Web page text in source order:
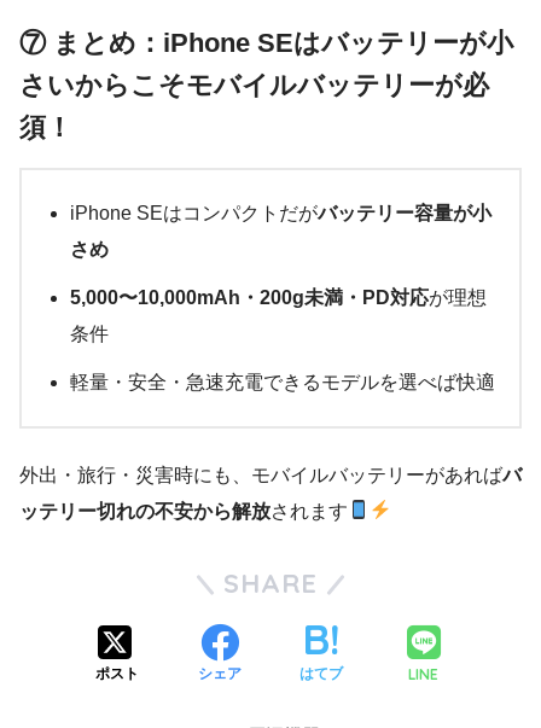
⑦ まとめ：iPhone SEはバッテリーが小
さいからこそモバイルバッテリーが必
須！
iPhone SEはコンパクトだがバッテリー容量が小
さめ
5,000〜10,000mAh・200g未満・PD対応が理想
条件
軽量・安全・急速充電できるモデルを選べば快適
外出・旅行・災害時にも、モバイルバッテリーがあればバ
ッテリー切れの不安から解放されます
SHARE
ポスト シェア はてブ LINE